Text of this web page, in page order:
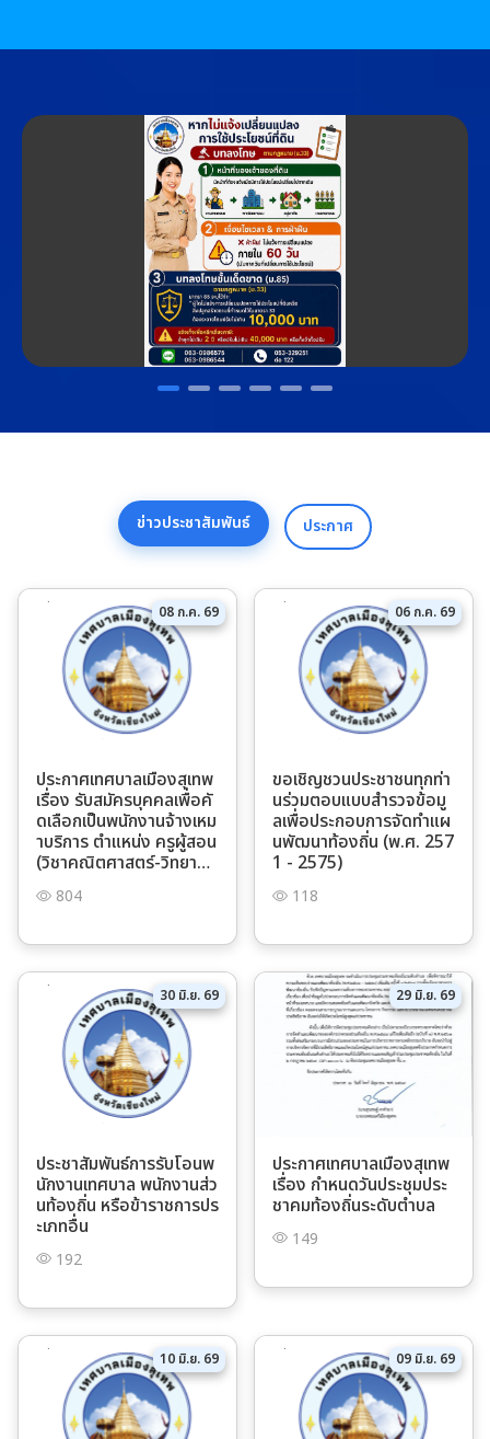
ข่าวประชาสัมพันธ์ ประกาศ
08 ก.ค. 69
ประกาศเทศบาลเมืองสุเทพ
เรื่อง รับสมัครบุคคลเพื่อคั
ดเลือกเป็นพนักงานจ้างเหม
าบริการ ตำแหน่ง ครูผู้สอน
(วิชาคณิตศาสตร์-วิทยาศา
สตร์)
804
06 ก.ค. 69
ขอเชิญชวนประชาชนทุกท่า
นร่วมตอบแบบสำรวจข้อมู
ลเพื่อประกอบการจัดทำแผ
นพัฒนาท้องถิ่น (พ.ศ. 257
1 - 2575)
118
30 มิ.ย. 69
ประชาสัมพันธ์การรับโอนพ
นักงานเทศบาล พนักงานส่ว
นท้องถิ่น หรือข้าราชการปร
ะเภทอื่น
192
29 มิ.ย. 69
ประกาศเทศบาลเมืองสุเทพ
เรื่อง กำหนดวันประชุมประ
ชาคมท้องถิ่นระดับตำบล
149
10 มิ.ย. 69 09 มิ.ย. 69